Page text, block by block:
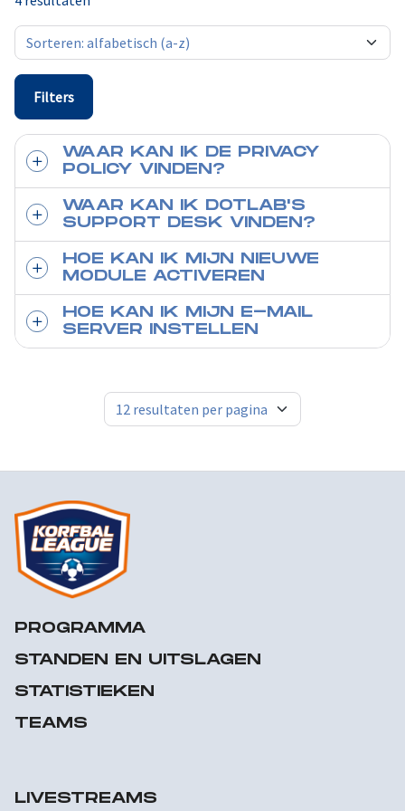
Filters
WAAR KAN IK DE PRIVACY
POLICY VINDEN?
WAAR KAN IK DOTLAB'S
SUPPORT DESK VINDEN?
HOE KAN IK MIJN NIEUWE
MODULE ACTIVEREN
HOE KAN IK MIJN E-MAIL
SERVER INSTELLEN
PROGRAMMA
STANDEN EN UITSLAGEN
STATISTIEKEN
TEAMS
LIVESTREAMS